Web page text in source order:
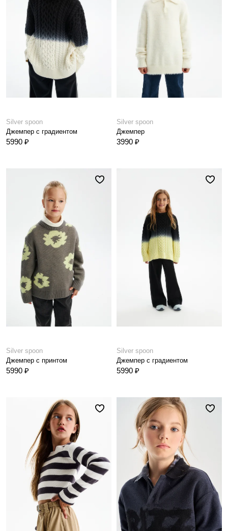
Silver spoon
Джемпер с градиентом
5990 ₽
Silver spoon
Джемпер
3990 ₽
Silver spoon
Джемпер с принтом
5990 ₽
Silver spoon
Джемпер с градиентом
5990 ₽